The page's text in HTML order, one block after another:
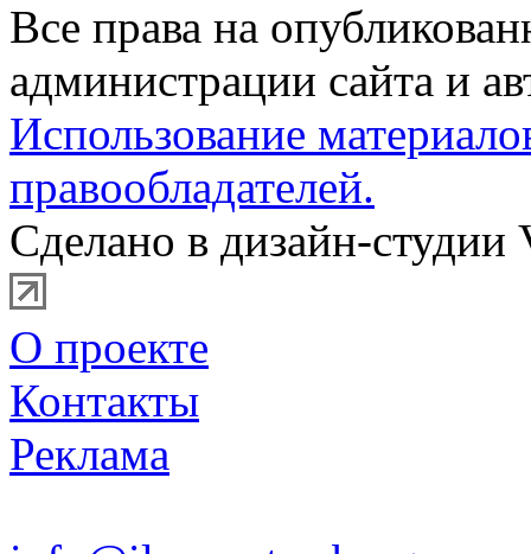
Все права на
администрации сайта и
Использование
правообладателей.
Сделано в дизайн-студии
О проекте
Контакты
Реклама